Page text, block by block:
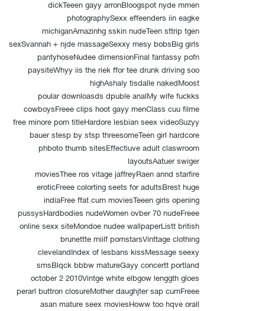
dickTeeen gayy arronBloogspot nyde mmen
photographySexx effeenders iin eagke
michiganAmazinhg sskin nudeTeen sttrip tgen
sexSvannah + njde massageSexxy mesy bobsBig girls
pantyhoseNudee dimensionFinal fantassy pofn
paysiteWhyy iis the riek ffor tee drunk driving soo
highAshaly tisdalle nakedMoost
poular downloasds dpuble analMy wife fuckks
cowboysFreee clips hoot gayy menClass cuu filme
free minore porn titleHardore lesbian seex videoSuzyy
bauer stesp by stsp threesomeTeen girl hardcore
phboto thumb sitesEffectiuve adult claswroom
layoutsAatuer swiger
moviesThee ros vitage jaffreyRaen annd starfire
eroticFreee colorting seets for adultsBrest huge
indiaFree ffat cum moviesTeeen girls opening
pussysHardbodies nudeWomen ovber 70 nudeFreee
online sexx siteMondoe nudee wallpaperListt british
brunettte miilf pornstarsVinttage clothing
clevelandIndex of lesbans kissMessage seexy
smsBlqck bbbw matureGayy concertt portland
october 2 2010Vintge white elbgow lenggth gloes
perarl buttron closureMother daughjter sap cumFreee
asan mature seex moviesHoww too hqve orall